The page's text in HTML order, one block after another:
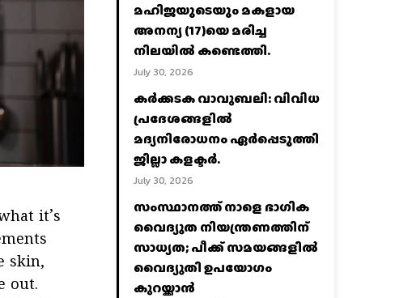
it’s
skin,
out.
മഹിജയുടെയും മകളായ
അനന്യ (17)യെ മരിച്ച
നിലയിൽ കണ്ടെത്തി.
July 30, 2026
കര്‍ക്കടക വാവുബലി: വിവിധ
പ്രദേശങ്ങളില്‍
മദ്യനിരോധനം ഏര്‍പ്പെടുത്തി
ജില്ലാ കളക്ടര്‍.
July 30, 2026
സംസ്ഥാനത്ത് നാളെ ഭാഗിക
വൈദ്യുത നിയന്ത്രണത്തിന്
സാധ്യത; പീക്ക് സമയങ്ങളില്‍
വൈദ്യുതി ഉപയോഗം
കുറയ്ക്കാൻ